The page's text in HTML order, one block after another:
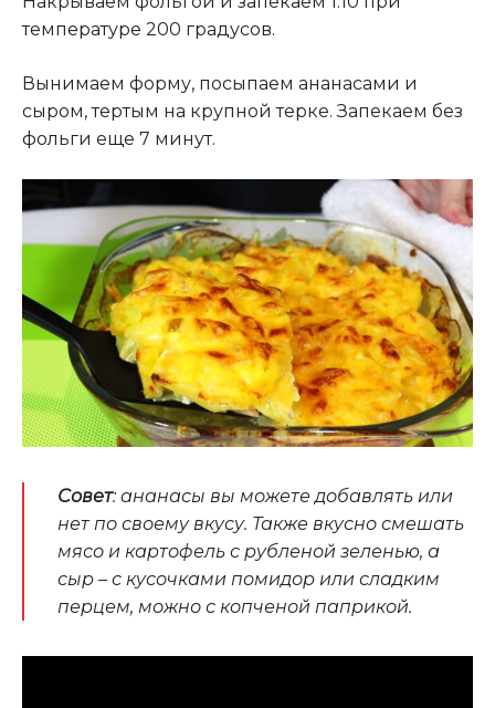
температуре 200 градусов.
Вынимаем форму, посыпаем ананасами и
сыром, тертым на крупной терке. Запекаем без
фольги еще 7 минут.
Совет: ананасы вы можете добавлять или
нет по своему вкусу. Также вкусно смешать
мясо и картофель с рубленой зеленью, а
сыр – с кусочками помидор или сладким
перцем, можно с копченой паприкой.